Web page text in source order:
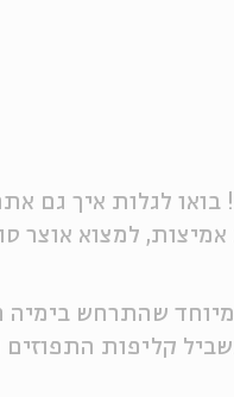
בואו לגלות איך גם
למצוא אוצר
שהתרחש
קליפות